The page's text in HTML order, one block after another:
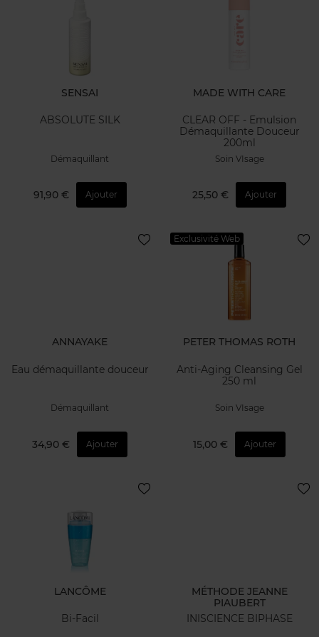
SENSAI
ABSOLUTE SILK
Démaquillant
91,90 € Ajouter
MADE WITH CARE
CLEAR OFF - Emulsion
Démaquillante Douceur
200ml
Soin VIsage
25,50 € Ajouter
ANNAYAKE
Eau démaquillante douceur
Démaquillant
34,90 € Ajouter
Exclusivité Web
PETER THOMAS ROTH
Anti-Aging Cleansing Gel
250 ml
Soin VIsage
15,00 € Ajouter
LANCÔME
Bi-Facil
MÉTHODE JEANNE
PIAUBERT
INISCIENCE BIPHASE